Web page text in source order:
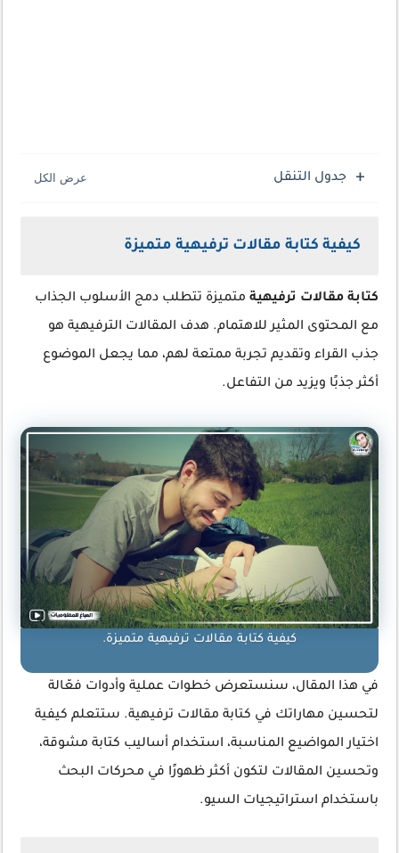
جدول التنقل
كيفية كتابة مقالات ترفيهية متميزة
كتابة مقالات ترفيهية متميزة تتطلب دمج الأسلوب الجذاب
مع المحتوى المثير للاهتمام. هدف المقالات الترفيهية هو
جذب القراء وتقديم تجربة ممتعة لهم، مما يجعل الموضوع
أكثر جذبًا ويزيد من التفاعل.
كيفية كتابة مقالات ترفيهية متميزة.
في هذا المقال، سنستعرض خطوات عملية وأدوات فعّالة
لتحسين مهاراتك في كتابة مقالات ترفيهية. ستتعلم كيفية
اختيار المواضيع المناسبة، استخدام أساليب كتابة مشوقة،
وتحسين المقالات لتكون أكثر ظهورًا في محركات البحث
باستخدام استراتيجيات السيو.